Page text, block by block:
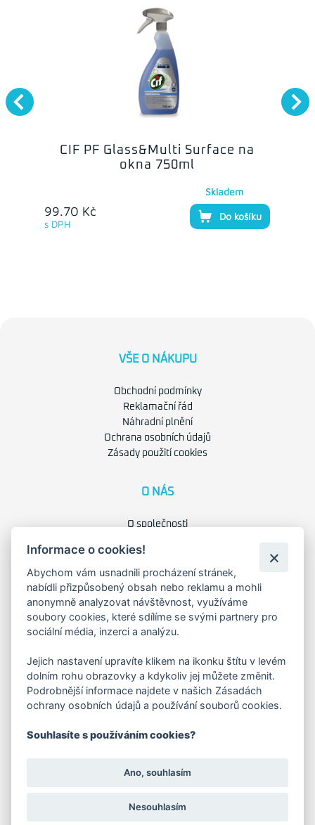
CIF PF Glass&Multi Surface na
okna 750ml
99.70 Kč
s DPH
Skladem
Do košíku
VŠE O NÁKUPU
Obchodní podmínky
Reklamační řád
Náhradní plnění
Ochrana osobních údajů
Zásady použití cookies
O NÁS
O společnosti
Kontakty
FAKTURAČNÍ ADRESA
Družstevní 1394/12
Praha 4 - Nusle, 140 00
DIČ: CZ28404009
KORESP. ADRESA A SKLAD
Informace o cookies!
Abychom vám usnadnili procházení stránek,
nabídli přizpůsobený obsah nebo reklamu a mohli
anonymně analyzovat návštěvnost, využíváme
soubory cookies, které sdílíme se svými partnery pro
sociální média, inzerci a analýzu.
Jejich nastavení upravíte klikem na ikonku štítu v levém
dolním rohu obrazovky a kdykoliv jej můžete změnit.
Podrobnější informace najdete v našich Zásadách
ochrany osobních údajů a používání souborů cookies.
Souhlasíte s používáním cookies?
Ano, souhlasím
Nesouhlasím